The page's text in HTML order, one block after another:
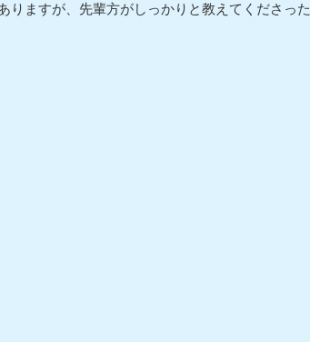
りますが、先輩方がしっかりと教えてくださった